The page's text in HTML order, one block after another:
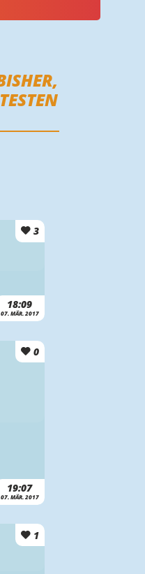
3
18:09
07. MÄR. 2017
0
19:07
07. MÄR. 2017
1